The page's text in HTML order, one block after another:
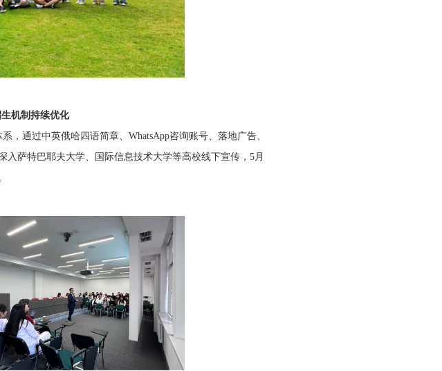
机制持续优化
，通过中英俄哈四语简章、WhatsApp咨询账号、落地广告、
萨特巴耶夫大学、国际信息技术大学等高校线下宣传，5月